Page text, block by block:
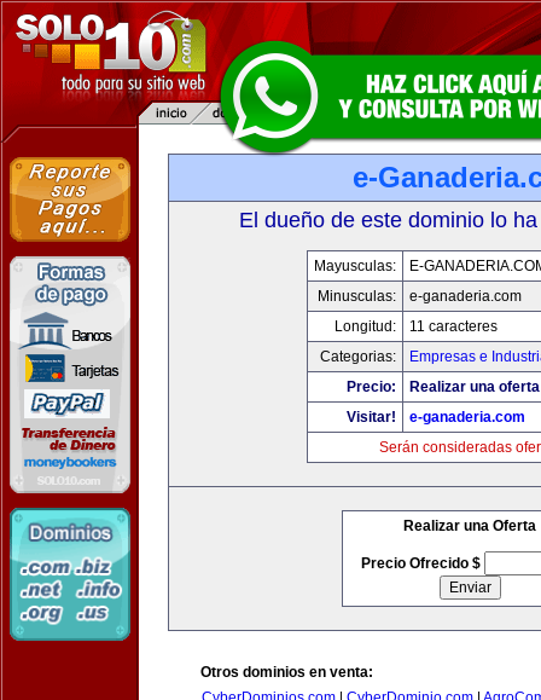
e-
El dueño de este dominio lo
Mayusculas:
E-
Minusculas:
e-ganaderia.com
Longitud:
11 caracteres
Categorias:
Empresas e
Precio:
Realizar una
Visitar!
e-ganaderia.com
Serán consideradas
Realizar una Oferta
Precio Ofrecido $
Otros dominios en venta: